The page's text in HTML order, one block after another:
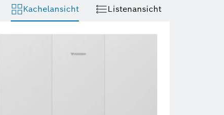
Kachelansicht Listenansicht